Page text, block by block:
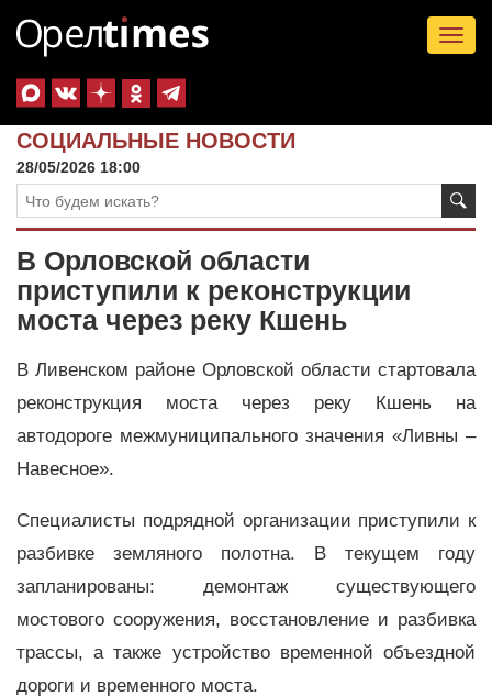
СОЦИАЛЬНЫЕ НОВОСТИ
28/05/2026 18:00
В Орловской области
приступили к реконструкции
моста через реку Кшень
В Ливенском районе Орловской области стартовала
реконструкция моста через реку Кшень на
автодороге межмуниципального значения «Ливны –
Навесное».
Специалисты подрядной организации приступили к
разбивке земляного полотна. В текущем году
запланированы: демонтаж существующего
мостового сооружения, восстановление и разбивка
трассы, а также устройство временной объездной
дороги и временного моста.